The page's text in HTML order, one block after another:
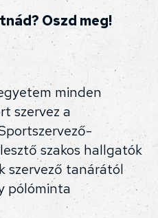
Oszd meg!
minden
szervez a
szakos hallgatók
szervező tanárától
pólóminta